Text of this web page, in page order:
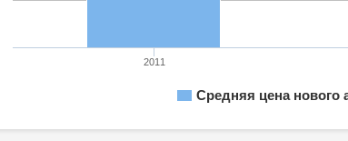
Средняя цена нового
2011